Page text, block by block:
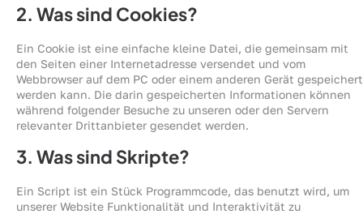
2. Was sind Cookies?
Ein Cookie ist eine einfache kleine Datei, die gemeinsam mit
den Seiten einer Internetadresse versendet und vom
Webbrowser auf dem PC oder einem anderen Gerät gespeichert
werden kann. Die darin gespeicherten Informationen können
während folgender Besuche zu unseren oder den Servern
relevanter Drittanbieter gesendet werden.
3. Was sind Skripte?
Ein Script ist ein Stück Programmcode, das benutzt wird, um
unserer Website Funktionalität und Interaktivität zu